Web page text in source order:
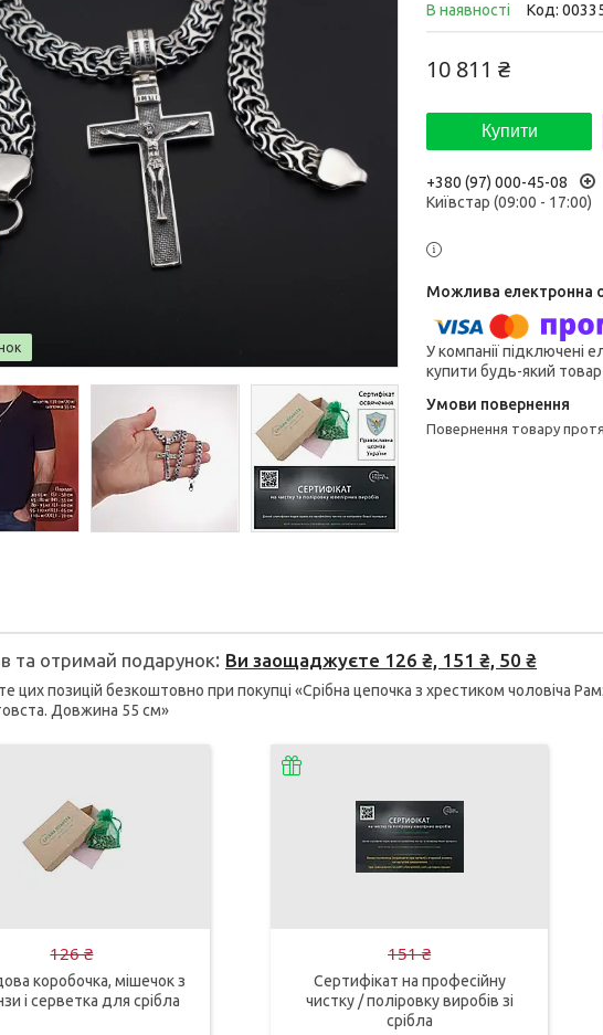
В наявності Код:
10 811 ₴
Купити
+380 (97) 000-45-08
Київстар (09:00 - 17:00)
У компанії підключені
купити будь-який
повернення товару
та отримай подарунок Ви заощаджуєте 126 ₴, 151 ₴, 50 ₴
цих позицій безкоштовно при покупці «Срібна цепочка з хрестиком чоловіча
Довжина 55 см»
126 ₴
коробочка, мішечок з
і серветка для срібла
151 ₴
Сертифікат на професійну
чистку / поліровку виробів зі
срібла